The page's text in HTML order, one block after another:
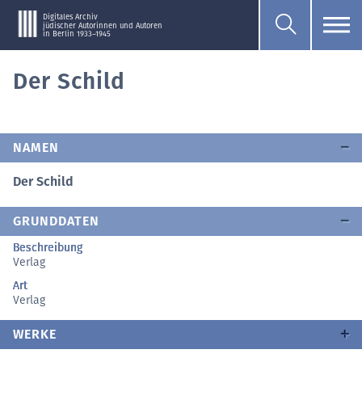
Digitales Archiv
jüdischer Autorinnen und Autoren
in Berlin 1933–1945
Der Schild
NAMEN
Der Schild
GRUNDDATEN
Beschreibung
Verlag
Art
Verlag
WERKE